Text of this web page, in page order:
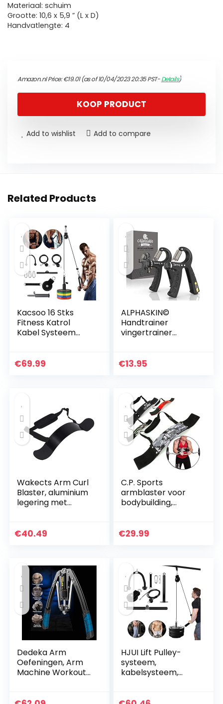
Materiaal: schuim
Grootte: 10,6 x 5,9 ” (L x D)
Handvatlengte: 4
Amazon.nl Price:€19.01(as of 10/04/2023 20:35 PST-Details)
KOOP PRODUCT
Add to wishlist Add to compare
Related Products
Kacsoo 16 Stks
Fitness Katrol
Kabel Systeem
Apparatuur,
€69.99
ALPHASKIN©
Handtrainer
vingertrainer
onderarmtrainer
€13.95
Wakects Arm Curl
Blaster, aluminium
legering met
Bicep Body Building
€40.49
C.P. Sports
armblaster voor
bodybuilding,
bicepstrainer,
€29.99
Dedeka Arm
Oefeningen, Arm
Machine Workout
HJUI Lift Pulley-
systeem,
kabelsysteem,